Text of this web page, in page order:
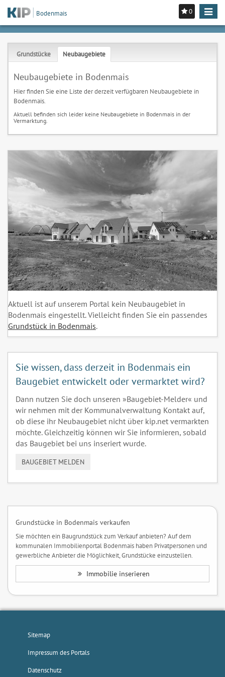
0
Toggle
Bodenmais
Grundstücke Neubaugebiete
Neubaugebiete in Bodenmais
Hier finden Sie eine Liste der derzeit verfügbaren Neubaugebiete in
Bodenmais.
Aktuell befinden sich leider keine Neubaugebiete in Bodenmais in der
Vermarktung.
Aktuell ist auf unserem Portal kein Neubaugebiet in
Bodenmais eingestellt. Vielleicht finden Sie ein passendes
Grundstück in Bodenmais.
Sie wissen, dass derzeit in Bodenmais ein
Baugebiet entwickelt oder vermarktet wird?
Dann nutzen Sie doch unseren »Baugebiet-Melder« und
wir nehmen mit der Kommunalverwaltung Kontakt auf,
ob diese ihr Neubaugebiet nicht über kip.net vermarkten
möchte. Gleichzeitig können wir Sie informieren, sobald
das Baugebiet bei uns inseriert wurde.
BAUGEBIET MELDEN
Grundstücke in Bodenmais verkaufen
Sie möchten ein Baugrundstück zum Verkauf anbieten? Auf dem
kommunalen Immobilienportal Bodenmais haben Privatpersonen und
gewerbliche Anbieter die Möglichkeit, Grundstücke einzustellen.
Immobilie inserieren
Sitemap
Impressum des Portals
Datenschutz